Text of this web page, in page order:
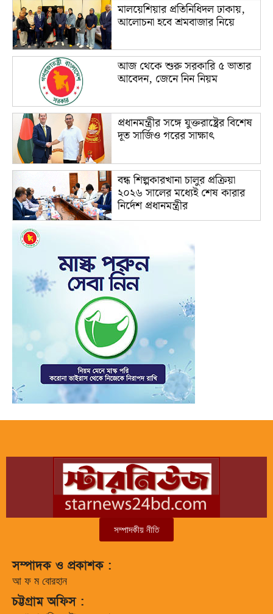
মালয়েশিয়ার প্রতিনিধিদল ঢাকায়,
আলোচনা হবে শ্রমবাজার নিয়ে
আজ থেকে শুরু সরকারি ৫ ভাতার
আবেদন, জেনে নিন নিয়ম
প্রধানমন্ত্রীর সঙ্গে যুক্তরাষ্ট্রের বিশেষ
দূত সার্জিও গরের সাক্ষাৎ
বন্ধ শিল্পকারখানা চালুর প্রক্রিয়া
২০২৬ সালের মধ্যেই শেষ কারার
নির্দেশ প্রধানমন্ত্রীর
সম্পাদকীয় নীতি
সম্পাদক ও প্রকাশক :
আ ফ ম বোরহান
চট্টগ্রাম অফিস :